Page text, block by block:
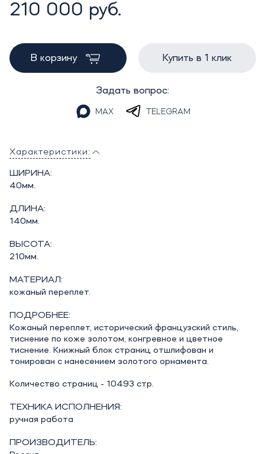
210 000 руб.
В корзину Купить в 1 клик
Задать вопрос:
MAX TELEGRAM
Характеристики:
ШИРИНА:
40мм.
ДЛИНА:
140мм.
ВЫСОТА:
210мм.
МАТЕРИАЛ:
кожаный переплет.
ПОДРОБНЕЕ:
Кожаный переплет, исторический французский стиль,
тиснение по коже золотом, конгревное и цветное
тиснение. Книжный блок страниц отшлифован и
тонирован с нанесением золотого орнамента.
Количество страниц - 10493 стр.
ТЕХНИКА ИСПОЛНЕНИЯ:
ручная работа
ПРОИЗВОДИТЕЛЬ: